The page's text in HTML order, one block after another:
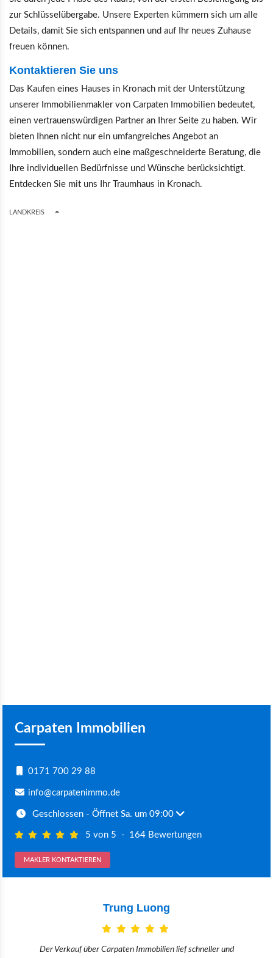
zur Schlüsselübergabe. Unsere Experten kümmern sich um alle
Details, damit Sie sich entspannen und auf Ihr neues Zuhause
freuen können.
Kontaktieren Sie uns
Das Kaufen eines Hauses in Kronach mit der Unterstützung
unserer Immobilienmakler von Carpaten Immobilien bedeutet,
einen vertrauenswürdigen Partner an Ihrer Seite zu haben. Wir
bieten Ihnen nicht nur ein umfangreiches Angebot an
Immobilien, sondern auch eine maßgeschneiderte Beratung, die
Ihre individuellen Bedürfnisse und Wünsche berücksichtigt.
Entdecken Sie mit uns Ihr Traumhaus in Kronach.
LANDKREIS TOGGLE DROPDOWN
Carpaten Immobilien
0171 700 29 88
info@carpatenimmo.de
Geschlossen - Öffnet Sa. um 09:00
5 von 5 - 164 Bewertungen
MAKLER KONTAKTIEREN
Claudia Bergrath
Danke an Carpaten Immobilien und besonders an Frau Adriana Sarca.